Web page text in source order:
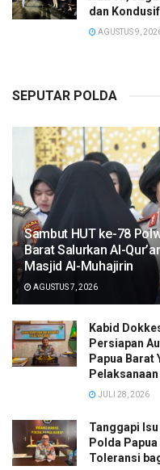
dan Kondusif
AGUSTUS 9,
SEPUTAR POLDA
Sambut HUT ke-78
Barat Salurkan Al-
Masjid Al-Muhajirin
AGUSTUS 7, 2026
Kabid
Persiapan
Papua Barat
JULI 28, 2026
Tanggapi
Polda
Toleransi